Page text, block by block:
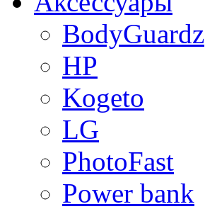
BodyGuardz
HP
Kogeto
LG
PhotoFast
Power bank